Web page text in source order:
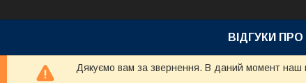
ВІДГУКИ
Дякуємо вам за звернення. В даний момент наш